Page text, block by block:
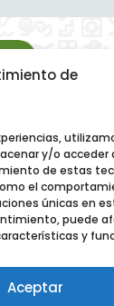
de
y/o acceder
de estas
el
únicas en
puede
y
Aceptar
de Privacidad
Cancelación